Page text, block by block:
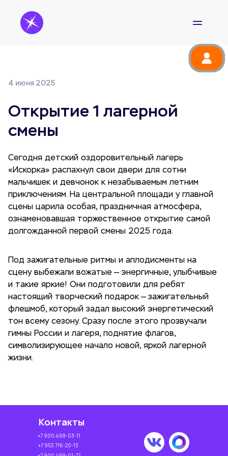
4 июня 2025
Открытие 1 лагерной
смены
Сегодня детский оздоровительный лагерь
«Искорка» распахнул свои двери для сотни
мальчишек и девчонок к незабываемым летним
приключениям. На центральной площади у главной
сцены царила особая, праздничная атмосфера,
ознаменовавшая торжественное открытие самой
долгожданной первой смены 2025 года.
Под зажигательные ритмы и аплодисменты на
сцену выбежали вожатые — энергичные, улыбчивые
и такие яркие! Они подготовили для ребят
настоящий творческий подарок — зажигательный
флешмоб, который задал высокий энергетический
тон всему сезону. Сразу после этого прозвучали
гимны России и лагеря, поднятие флагов,
символизирующее начало новой, яркой лагерной
жизни.
Контакты
+7 900 498-03-11
+7 953 716-20-13